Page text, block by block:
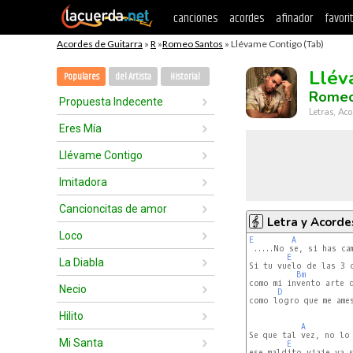
canciones acordes afinador
Acordes de Guitarra » R »Romeo Santos » Llévame Contigo (Tab)
Populares del Artista Historial
Propuesta Indecente
Eres Mía
Llévame Contigo
Imitadora
Cancioncitas de amor
Loco
La Diabla
Necio
Hilito
Mi Santa
Letras,
Letra y
E A
.....No se, si has
E
Si tu vuelo de las 3
Bm
como mi invento arte
D
como logro que me
A
Se que tal vez, no lo
E